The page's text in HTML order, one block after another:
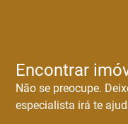
Encontrar
Não se preocupe.
especialista irá te